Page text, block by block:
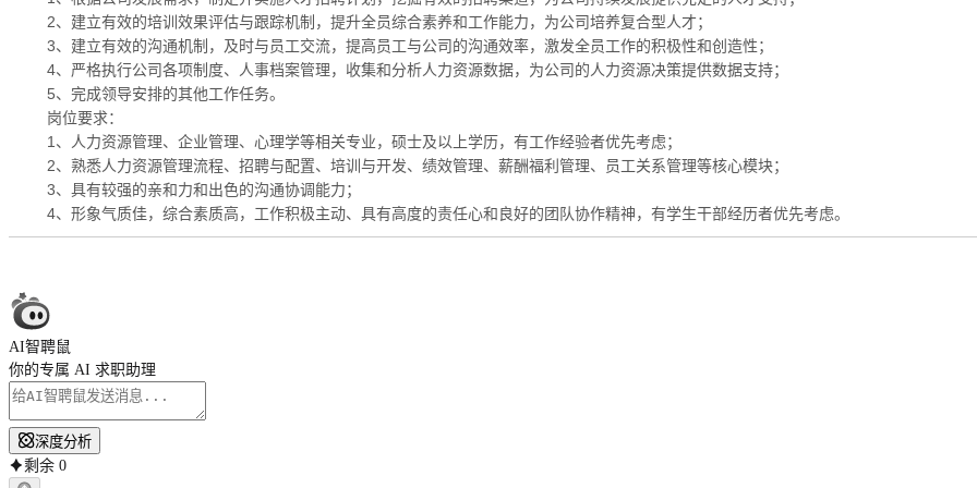
2、建立有效的培训效果评估与跟踪机制，提升全员综合素养和工作能力，为公司培养复合型人才；
3、建立有效的沟通机制，及时与员工交流，提高员工与公司的沟通效率，激发全员工作的积极性和创造性；
4、严格执行公司各项制度、人事档案管理，收集和分析人力资源数据，为公司的人力资源决策提供数据支持；
5、完成领导安排的其他工作任务。
岗位要求：
1、人力资源管理、企业管理、心理学等相关专业，硕士及以上学历，有工作经验者优先考虑；
2、熟悉人力资源管理流程、招聘与配置、培训与开发、绩效管理、薪酬福利管理、员工关系管理等核心模块；
3、具有较强的亲和力和出色的沟通协调能力；
4、形象气质佳，综合素质高，工作积极主动、具有高度的责任心和良好的团队协作精神，有学生干部经历者优先考虑。
AI智聘鼠
你的专属 AI 求职助理
深度分析
剩余 0